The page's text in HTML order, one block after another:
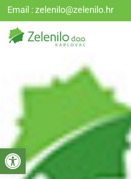
Open toolbar
Email : zelenilo@zelenilo.hr